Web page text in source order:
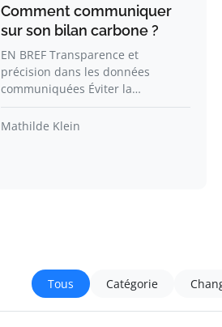
Comment communiquer
sur son bilan carbone ?
EN BREF Transparence et
précision dans les données
communiquées Éviter la…
Mathilde Klein
Tous Catégorie